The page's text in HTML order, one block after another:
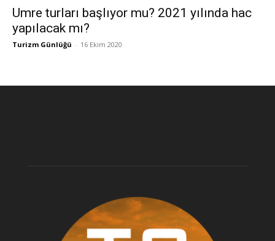
Umre turları başlıyor mu? 2021 yılında hac
yapılacak mı?
Turizm Günlüğü - 16 Ekim 2020